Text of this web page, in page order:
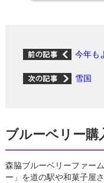
今年も
雪国
ブルーベリー購
森脇ブルーベリーファー
ー」を道の駅や和菓子屋